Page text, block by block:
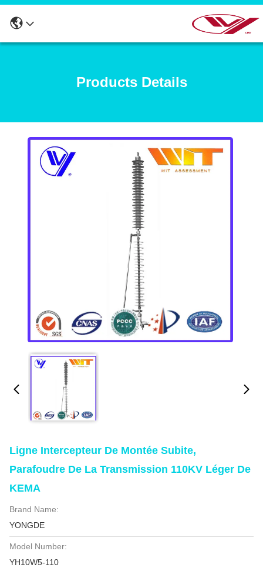
Products Details
Ligne Intercepteur De Montée Subite,
Parafoudre De La Transmission 110KV Léger De
KEMA
Brand Name:
YONGDE
Model Number:
YH10W5-110